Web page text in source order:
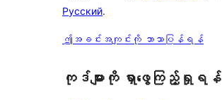
Русский.
ဤအခင်းအကျင်းကို ဘာသာပြန်ရန်
ကုဒ်များကို ရှာဖွေကြည့်ရှုရန်